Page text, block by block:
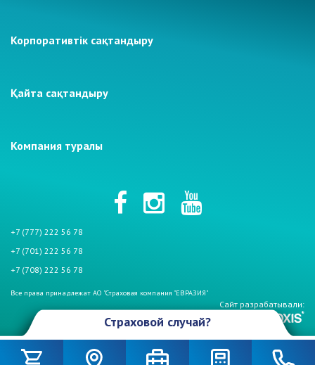
Корпоративтік сақтандыру
Қайта сақтандыру
Компания туралы
+7 (777) 222 56 78
+7 (701) 222 56 78
+7 (708) 222 56 78
Все права принадлежат АО "Страховая компания "ЕВРАЗИЯ"
Сайт разрабатывали:
Страховой случай?
беспокойтесь, если у Вас страховой полис АО «СК «Евразия». Мы